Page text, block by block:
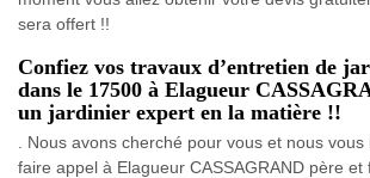
sera offert !!
Confiez vos travaux d’entretien de
dans le 17500 à Elagueur
un jardinier expert en la matière !!
. Nous avons cherché pour vous et nous
faire appel à Elagueur CASSAGRAND père et